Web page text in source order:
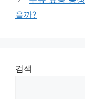
을까?
검색